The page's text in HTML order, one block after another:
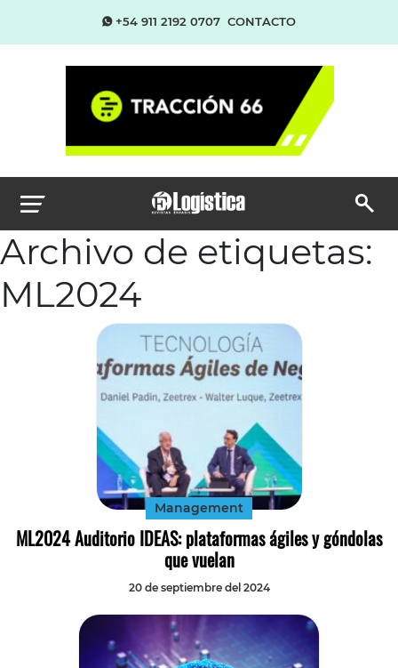
+54 911 2192 0707 CONTACTO
Archivo de etiquetas:
ML2024
Management
ML2024 Auditorio IDEAS: plataformas ágiles y góndolas
que vuelan
20 de septiembre del 2024